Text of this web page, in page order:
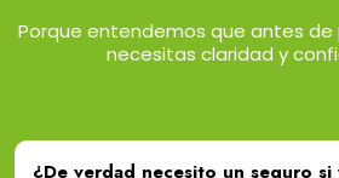
Porque entendemos que antes
necesitas claridad y
¿De verdad necesito un seguro